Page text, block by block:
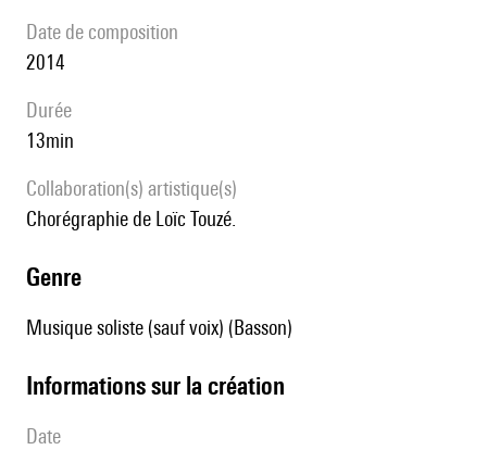
date de composition
2014
durée
13min
Collaboration(s) artistique(s)
Chorégraphie de Loïc Touzé.
genre
Musique soliste (sauf voix) (Basson)
informations sur la création
date